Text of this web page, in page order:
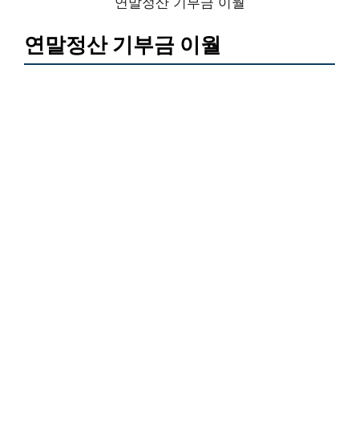
연말정산 기부금 이월